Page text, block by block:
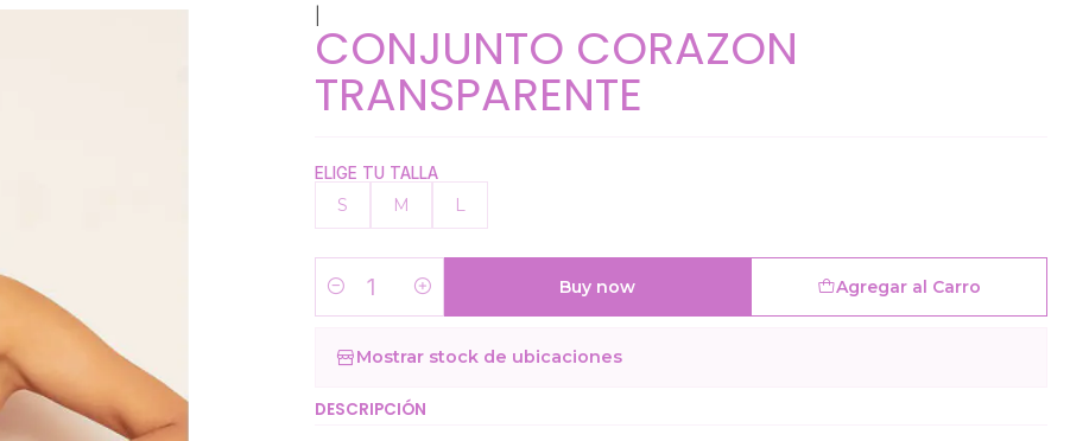
CONJUNTO CORAZON
TRANSPARENTE
ELIGE TU TALLA
S M L
Cantidad
Agregar al Carro
Buy now
Mostrar stock de ubicaciones
DESCRIPCIÓN